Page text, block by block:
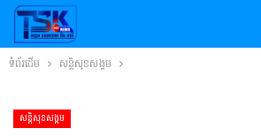
ទំព័រដើម សន្តិសុខសង្គម
សន្តិសុខសង្គម